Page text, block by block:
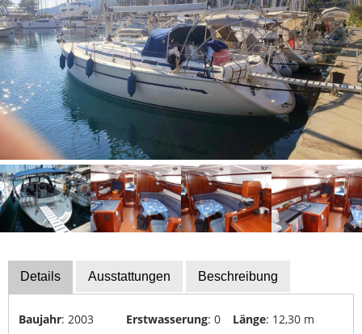
Services
Bootszubehör
Finanzierung
Gestohlene
Boote
Messekalender
Sachverständige
Segel-
Versicherungen
Yacht-
Details Ausstattungen Beschreibung
Baujahr: 2003 Erstwasserung: 0 Länge: 12,30 m